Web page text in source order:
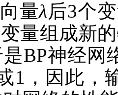
量λ后3个
量组成新
BP神经网
1，因此，